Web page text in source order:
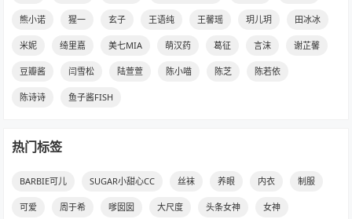
熊小诺 猩一 玄子 王语纯 王馨瑶 玥儿玥 田冰冰
米妮 绮里嘉 美七MIA 萌汉药 葛征 言沫 谢芷馨
豆瓣酱 闫雪松 陆萱萱 陈小喵 陈芝 陈若依
陈诗诗 鱼子酱FISH
热门标签
BARBIE可儿 SUGAR小甜心CC 丝袜 养眼 内衣 制服
可爱 周于希 嗲囡囡 大尺度 头条女神 女神